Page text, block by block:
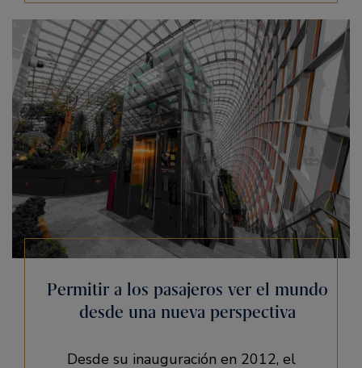
Permitir a los pasajeros ver el mundo
desde una nueva perspectiva
Desde su inauguración en 2012, el